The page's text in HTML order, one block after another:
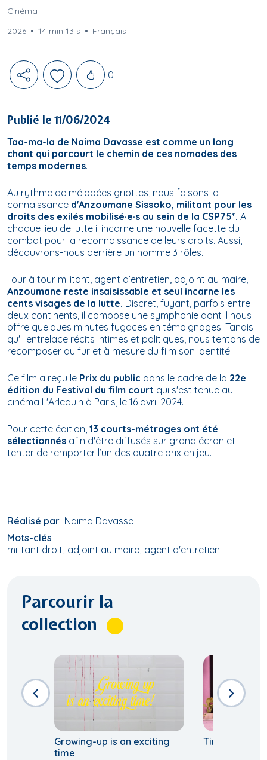
Cinéma
2026
14 min 13 s Français
Likes
0
Publié le 11/06/2024
Taa-ma-la de Naima Davasse est comme un long
chant qui parcourt le chemin de ces nomades des
temps modernes.
Au rythme de mélopées griottes, nous faisons la
connaissance d'Anzoumane Sissoko, militant pour les
droits des exilés mobilisé·e·s au sein de la CSP75*. A
chaque lieu de lutte il incarne une nouvelle facette du
combat pour la reconnaissance de leurs droits. Aussi,
découvrons-nous derrière un homme 3 rôles.
Tour à tour militant, agent d’entretien, adjoint au maire,
Anzoumane reste insaisissable et seul incarne les
cents visages de la lutte. Discret, fuyant, parfois entre
deux continents, il compose une symphonie dont il nous
offre quelques minutes fugaces en témoignages. Tandis
qu'il entrelace récits intimes et politiques, nous tentons de
recomposer au fur et à mesure du film son identité.
Ce film a reçu le Prix du public dans le cadre de la 22e
édition du Festival du film court qui s'est tenue au
cinéma L'Arlequin à Paris, le 16 avril 2024.
Pour cette édition, 13 courts-métrages ont été
sélectionnés afin d'être diffusés sur grand écran et
tenter de remporter l’un des quatre prix en jeu.
Réalisé par Naima Davasse
Mots-clés
militant droit adjoint au maire agent d'entretien
Parcourir la
collection
Growing-up is an exciting
time
Time step